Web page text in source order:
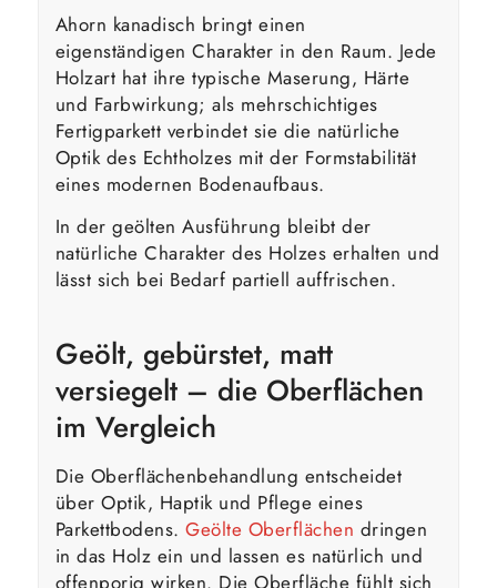
Ahorn kanadisch bringt einen
eigenständigen Charakter in den Raum. Jede
Holzart hat ihre typische Maserung, Härte
und Farbwirkung; als mehrschichtiges
Fertigparkett verbindet sie die natürliche
Optik des Echtholzes mit der Formstabilität
eines modernen Bodenaufbaus.
In der geölten Ausführung bleibt der
natürliche Charakter des Holzes erhalten und
lässt sich bei Bedarf partiell auffrischen.
Geölt, gebürstet, matt
versiegelt – die Oberflächen
im Vergleich
Die Oberflächenbehandlung entscheidet
über Optik, Haptik und Pflege eines
Parkettbodens.Geölte Oberflächen dringen
in das Holz ein und lassen es natürlich und
offenporig wirken. Die Oberfläche fühlt sich